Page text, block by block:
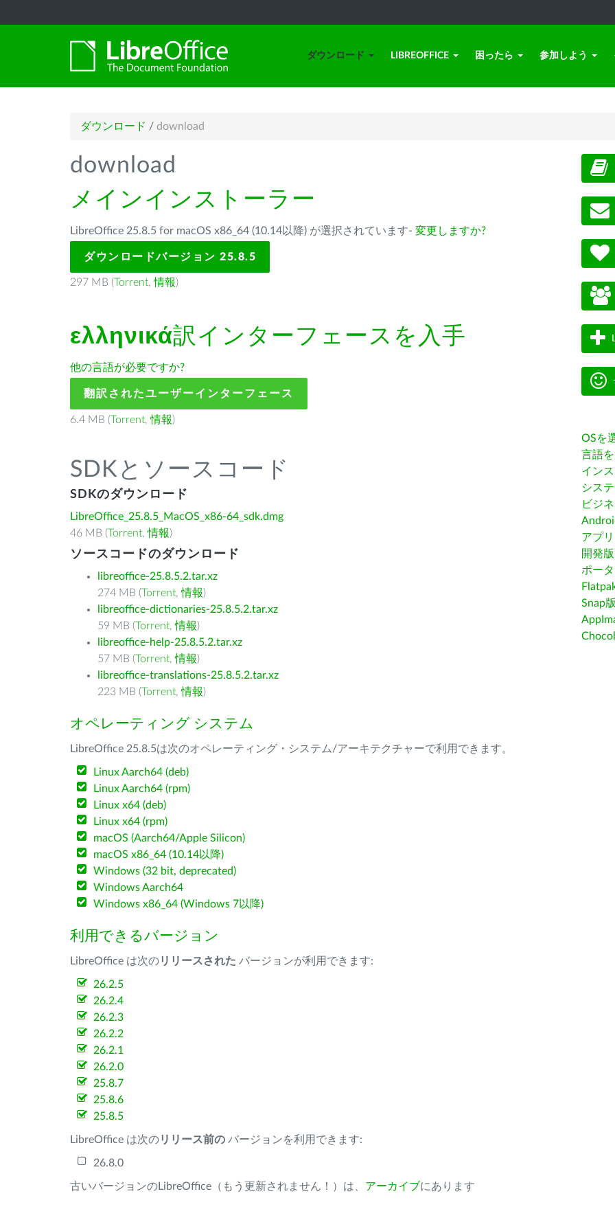
ダウンロード LIBREOFFICE 困ったら 参加しよう
ダウンロード / download
download
メインインストーラー
LibreOffice 25.8.5 for macOS x86_64 (10.14以降) が選択されています- 変更しますか?
ダウンロードバージョン 25.8.5
297 MB (Torrent,情報)
ελληνικά訳インターフェースを入手
他の言語が必要ですか?
翻訳されたユーザーインターフェース
6.4 MB (Torrent,情報)
SDKとソースコード
SDKのダウンロード
LibreOffice_25.8.5_MacOS_x86-64_sdk.dmg
46 MB (Torrent,情報)
ソースコードのダウンロード
libreoffice-25.8.5.2.tar.xz
274 MB (Torrent,情報)
libreoffice-dictionaries-25.8.5.2.tar.xz
59 MB (Torrent,情報)
libreoffice-help-25.8.5.2.tar.xz
57 MB (Torrent,情報)
libreoffice-translations-25.8.5.2.tar.xz
223 MB (Torrent,情報)
オペレーティング システム
LibreOffice 25.8.5は次のオペレーティング・システム/アーキテクチャーで利用できます。
Linux Aarch64 (deb)
Linux Aarch64 (rpm)
Linux x64 (deb)
Linux x64 (rpm)
macOS (Aarch64/Apple Silicon)
macOS x86_64 (10.14以降)
Windows (32 bit, deprecated)
Windows Aarch64
Windows x86_64 (Windows 7以降)
利用できるバージョン
LibreOffice は次のリリースされた バージョンが利用できます:
26.2.5
26.2.4
26.2.3
26.2.2
26.2.1
26.2.0
25.8.7
25.8.6
25.8.5
LibreOffice は次のリリース前の バージョンを利用できます:
26.8.0
古いバージョンのLibreOffice（もう更新されません！）は、 アーカイブにあります
OSを
言語
イン
シス
ビジ
アプ
開発版
ポー
Snap版